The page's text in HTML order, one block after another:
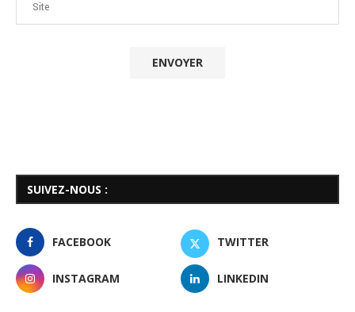
SUIVEZ-NOUS :
FACEBOOK TWITTER
INSTAGRAM LINKEDIN